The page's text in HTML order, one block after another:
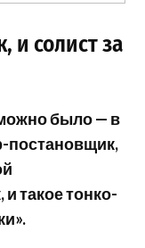
и солист за
было — в
постановщик,
такое тонко-